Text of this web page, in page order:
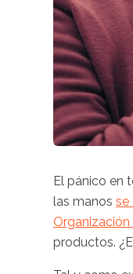
El pánico en
las manos se
Organización
productos.